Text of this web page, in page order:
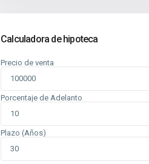
Calculadora de hipoteca
Precio de venta
Porcentaje de Adelanto
Plazo (Años)